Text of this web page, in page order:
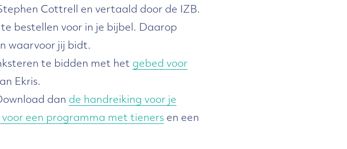
Cottrell en vertaald door de IZB.
bestellen voor in je bijbel. Daarop
waarvoor jij bidt.
te bidden met het gebed voor
Ekris.
dan de handreiking voor je
een programma met tieners en een